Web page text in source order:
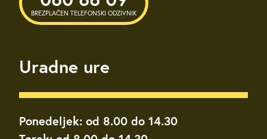
BREZPLAČEN TELEFONSKI ODZIVNIK
Uradne ure
Ponedeljek: od 8.00 do 14.30